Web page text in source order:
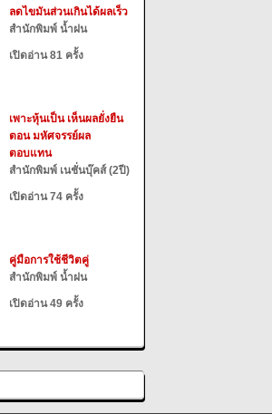
ลดไขมันส่วนเกินได้ผลเร็ว
สำนักพิมพ์ น้ำฝน
เปิดอ่าน 81 ครั้ง
เพาะหุ้นเป็น เห็นผลยั่งยืน
ตอน มหัศจรรย์ผล
ตอบแทน
สำนักพิมพ์ เนชั่นบุ๊คส์ (2ปี)
เปิดอ่าน 74 ครั้ง
คู่มือการใช้ชีวิตคู่
สำนักพิมพ์ น้ำฝน
เปิดอ่าน 49 ครั้ง